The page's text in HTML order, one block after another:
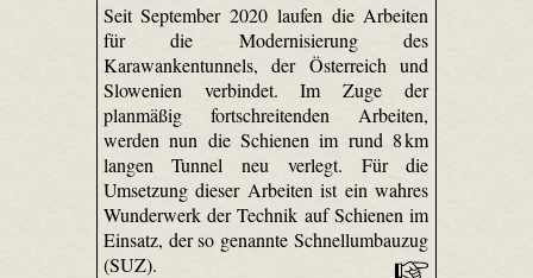
Seit September 2020 laufen die Arbeiten
für die Modernisierung des
Karawankentunnels, der Österreich und
Slowenien verbindet. Im Zuge der
planmäßig fortschreitenden Arbeiten,
werden nun die Schienen im rund 8 km
langen Tunnel neu verlegt. Für die
Umsetzung dieser Arbeiten ist ein wahres
Wunderwerk der Technik auf Schienen im
Einsatz, der so genannte Schnellumbauzug
(SUZ).